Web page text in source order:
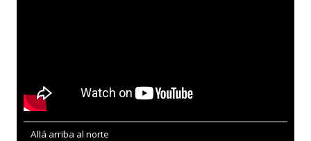
Allá arriba al norte